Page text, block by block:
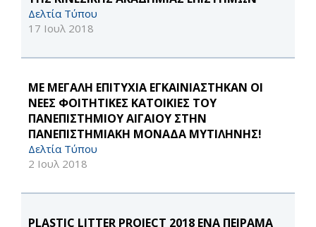
Δελτία Τύπου
17 Ιουλ 2018
ΜΕ ΜΕΓΑΛΗ ΕΠΙΤΥΧΙΑ ΕΓΚΑΙΝΙΑΣΤΗΚΑΝ ΟΙ
ΝΕΕΣ ΦΟΙΤΗΤΙΚΕΣ ΚΑΤΟΙΚΙΕΣ ΤΟΥ
ΠΑΝΕΠΙΣΤΗΜΙΟΥ ΑΙΓΑΙΟΥ ΣΤΗΝ
ΠΑΝΕΠΙΣΤΗΜΙΑΚΗ ΜΟΝΑΔΑ ΜΥΤΙΛΗΝΗΣ!
Δελτία Τύπου
2 Ιουλ 2018
PLASTIC LITTER PROJECT 2018 ΕΝΑ ΠΕΙΡΑΜΑ